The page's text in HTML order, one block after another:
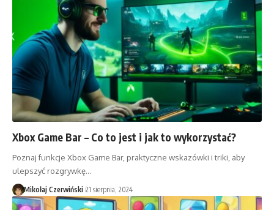
Xbox Game Bar – Co to jest i jak to wykorzystać?
Poznaj funkcje Xbox Game Bar, praktyczne wskazówki i triki, aby
ulepszyć rozgrywkę…
Mikołaj Czerwiński 21 sierpnia, 2024